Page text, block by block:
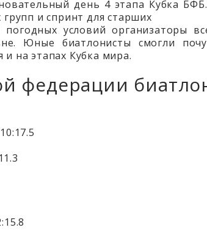
день 4 этапа Кубка
и спринт для старших
условий организаторы
Юные биатлонисты смогли
и на этапах Кубка мира.
федерации